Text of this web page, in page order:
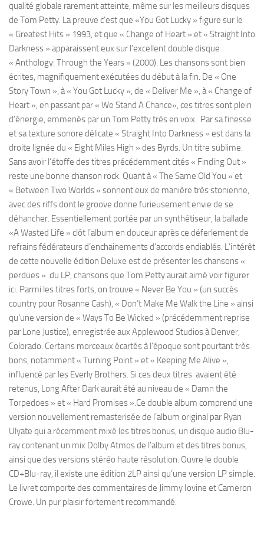
qualité globale rarement atteinte, même sur les meilleurs disques
de Tom Petty. La preuve c’est que «You Got Lucky » figure sur le
« Greatest Hits » 1993, et que « Change of Heart » et « Straight Into
Darkness » apparaissent eux sur l’excellent double disque
« Anthology: Through the Years » (2000). Les chansons sont bien
écrites, magnifiquement exécutées du début à la fin. De « One
Story Town », à « You Got Lucky », de « Deliver Me », à « Change of
Heart », en passant par « We Stand A Chance», ces titres sont plein
d’énergie, emmenés par un Tom Petty très en voix. Par sa finesse
et sa texture sonore délicate « Straight Into Darkness » est dans la
droite lignée du « Eight Miles High » des Byrds. Un titre sublime.
Sans avoir l’étoffe des titres précédemment cités « Finding Out »
reste une bonne chanson rock. Quant à « The Same Old You » et
« Between Two Worlds » sonnent eux de manière très stonienne,
avec des riffs dont le groove donne furieusement envie de se
déhancher. Essentiellement portée par un synthétiseur, la ballade
«A Wasted Life » clôt l’album en douceur après ce déferlement de
refrains fédérateurs d’enchainements d’accords endiablés. L’intérêt
de cette nouvelle édition Deluxe est de présenter les chansons «
perdues » du LP, chansons que Tom Petty aurait aimé voir figurer
ici. Parmi les titres forts, on trouve « Never Be You » (un succès
country pour Rosanne Cash), « Don’t Make Me Walk the Line » ainsi
qu’une version de « Ways To Be Wicked » (précédemment reprise
par Lone Justice), enregistrée aux Applewood Studios à Denver,
Colorado. Certains morceaux écartés à l’époque sont pourtant très
bons, notamment « Turning Point » et « Keeping Me Alive »,
influencé par les Everly Brothers. Si ces deux titres avaient été
retenus, Long After Dark aurait été au niveau de « Damn the
Torpedoes » et « Hard Promises ».Ce double album comprend une
version nouvellement remasterisée de l’album original par Ryan
Ulyate qui a récemment mixé les titres bonus, un disque audio Blu-
ray contenant un mix Dolby Atmos de l’album et des titres bonus,
ainsi que des versions stéréo haute résolution. Ouvre le double
CD+Blu-ray, il existe une édition 2LP ainsi qu’une version LP simple.
Le livret comporte des commentaires de Jimmy Iovine et Cameron
Crowe. Un pur plaisir fortement recommandé.